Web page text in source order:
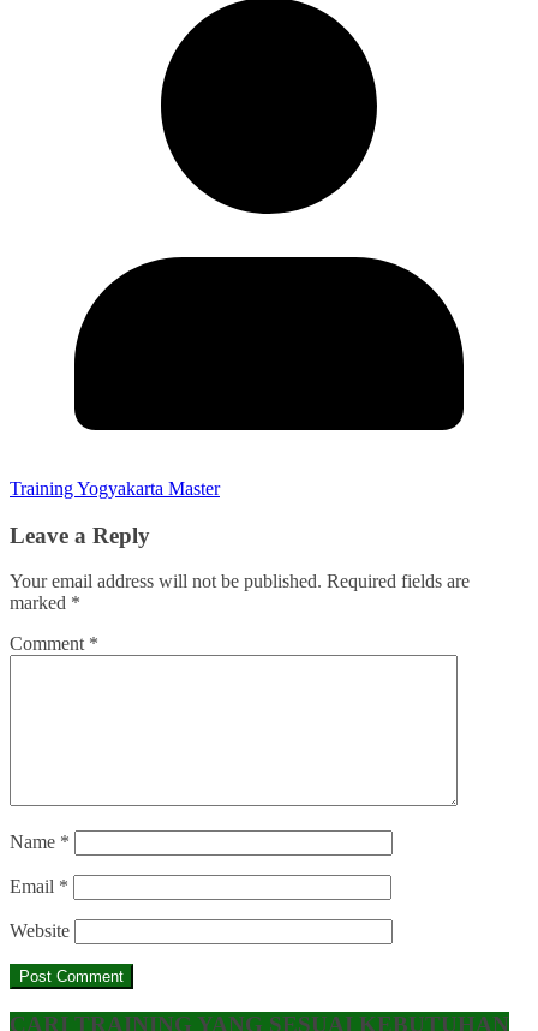
Training Yogyakarta Master
Leave a Reply
Your email address will not be published. Required fields are
marked *
Comment *
Name *
Email *
Website
CARI TRAINING YANG SESUAI KEBUTUHAN